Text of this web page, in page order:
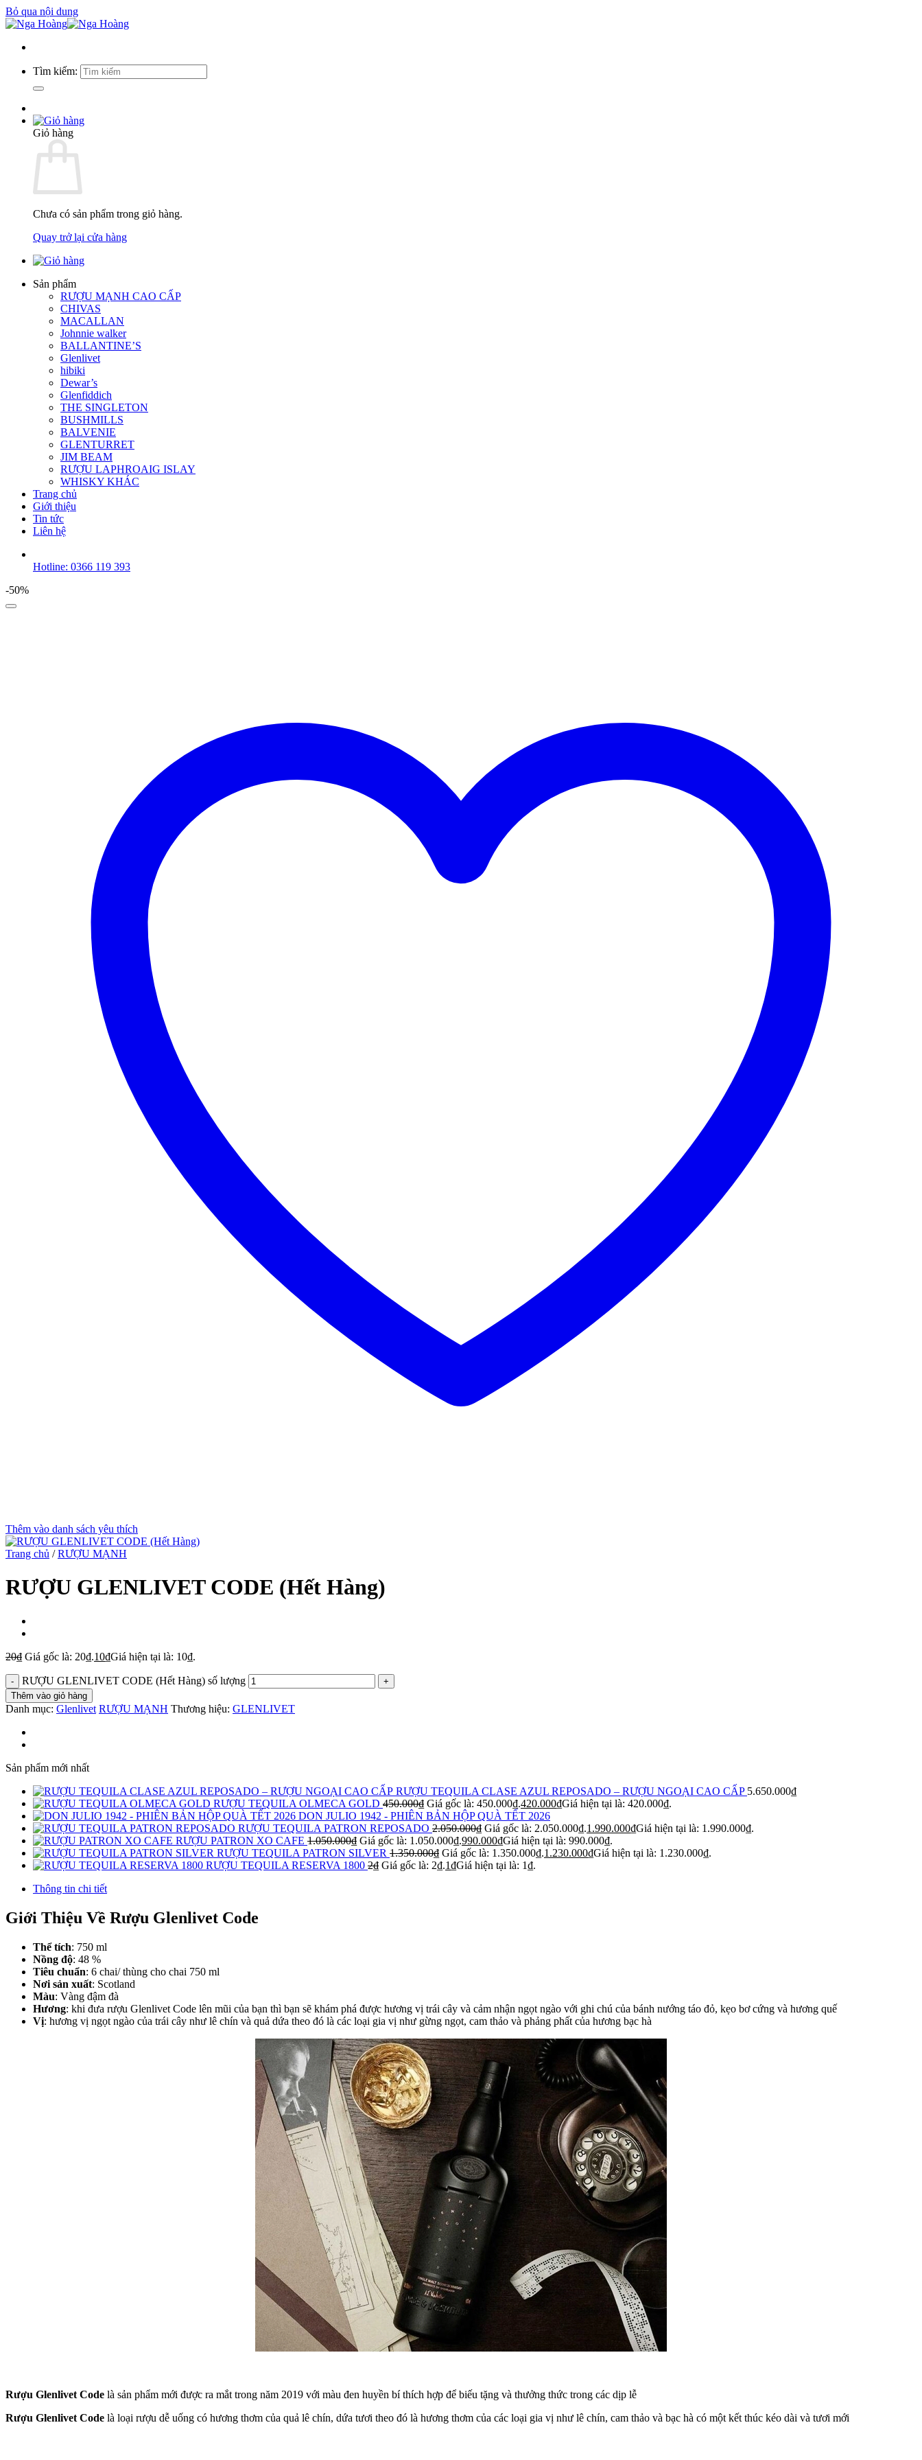
Bỏ qua nội dung
Tìm kiếm:
Giỏ hàng
Chưa có sản phẩm trong giỏ hàng.
Quay trở lại cửa hàng
Sản phẩm
RƯỢU MẠNH CAO CẤP
CHIVAS
MACALLAN
Johnnie walker
BALLANTINE’S
Glenlivet
hibiki
Dewar’s
Glenfiddich
THE SINGLETON
BUSHMILLS
BALVENIE
GLENTURRET
JIM BEAM
RƯỢU LAPHROAIG ISLAY
WHISKY KHÁC
Trang chủ
Giới thiệu
Tin tức
Liên hệ
Hotline: 0366 119 393
-50%
Thêm vào danh sách yêu thích
Trang chủ / RƯỢU MẠNH
RƯỢU GLENLIVET CODE (Hết Hàng)
20₫ Giá gốc là: 20₫.10₫Giá hiện tại là: 10₫.
RƯỢU GLENLIVET CODE (Hết Hàng) số lượng
Thêm vào giỏ hàng
Danh mục: Glenlivet RƯỢU MẠNH Thương hiệu: GLENLIVET
Sản phẩm mới nhất
RƯỢU TEQUILA CLASE AZUL REPOSADO – RƯỢU NGOẠI CAO CẤP 5.650.000₫
RƯỢU TEQUILA OLMECA GOLD 450.000₫ Giá gốc là: 450.000₫.420.000₫Giá hiện tại là: 420.000₫.
DON JULIO 1942 - PHIÊN BẢN HỘP QUÀ TẾT 2026
RƯỢU TEQUILA PATRON REPOSADO 2.050.000₫ Giá gốc là: 2.050.000₫.1.990.000₫Giá hiện tại là: 1.990.000₫.
RƯỢU PATRON XO CAFE 1.050.000₫ Giá gốc là: 1.050.000₫.990.000₫Giá hiện tại là: 990.000₫.
RƯỢU TEQUILA PATRON SILVER 1.350.000₫ Giá gốc là: 1.350.000₫.1.230.000₫Giá hiện tại là: 1.230.000₫.
RƯỢU TEQUILA RESERVA 1800 2₫ Giá gốc là: 2₫.1₫Giá hiện tại là: 1₫.
Thông tin chi tiết
Giới Thiệu Về Rượu Glenlivet Code
Thể tích: 750 ml
Nồng độ: 48 %
Tiêu chuẩn: 6 chai/ thùng cho chai 750 ml
Nơi sản xuất: Scotland
Màu: Vàng đậm đà
Hương: khi đưa rượu Glenlivet Code lên mũi của bạn thì bạn sẽ khám phá được hương vị trái cây và cảm nhận ngọt ngào với ghi chú của bánh nướng táo đỏ, kẹo bơ cứng và hương quế
Vị: hương vị ngọt ngào của trái cây như lê chín và quả dứa theo đó là các loại gia vị như gừng ngọt, cam thảo và phảng phất của hương bạc hà
Rượu Glenlivet Code là sản phẩm mới được ra mắt trong năm 2019 với màu đen huyền bí thích hợp để biếu tặng và thưởng thức trong các dịp lễ
Rượu Glenlivet Code là loại rượu dễ uống có hương thơm của quả lê chín, dứa tươi theo đó là hương thơm của các loại gia vị như lê chín, cam thảo và bạc hà có một kết thúc kéo dài và tươi mới